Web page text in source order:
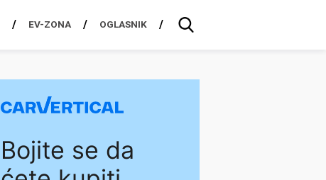
EV-ZONA OGLASNIK